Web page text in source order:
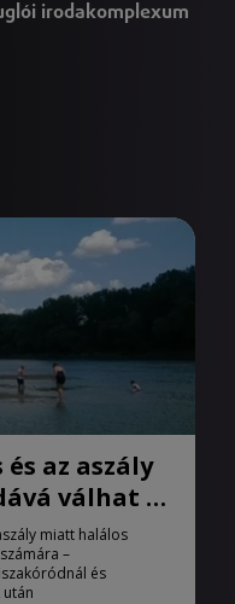
irodakomplexum
az aszály
válhat a
miatt halálos
–
és